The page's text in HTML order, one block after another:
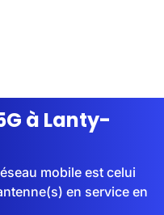
à Lanty-
mobile est celui
en service en